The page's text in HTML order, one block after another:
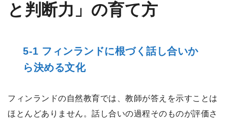
と判断力」の育て方
5-1 フィンランドに根づく話し合いか
ら決める文化
フィンランドの自然教育では、教師が答えを示すことは
ほとんどありません。話し合いの過程そのものが評価さ